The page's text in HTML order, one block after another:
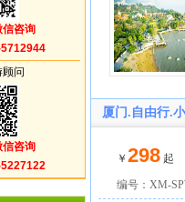
信咨询
顾问
信咨询
厦门.自由行.
￥ 298起
编号：XM-